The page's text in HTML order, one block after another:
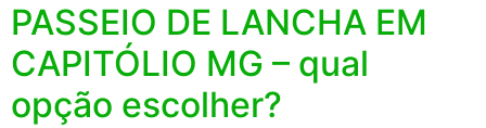
PASSEIO DE LANCHA EM
CAPITÓLIO MG – qual
opção escolher?